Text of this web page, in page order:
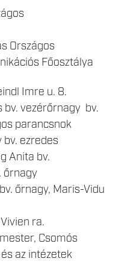
Országos
Főosztálya
Imre u. 8.
bv. vezérőrnagy bv.
parancsnok
ezredes
Anita bv.
őrnagy
őrnagy, Maris-Vidu
ra.
Csomós
az intézetek